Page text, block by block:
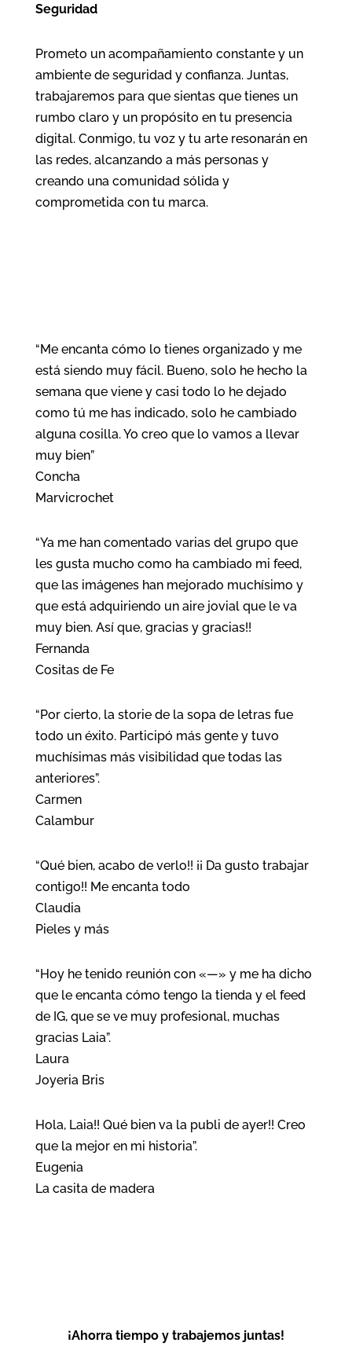
Seguridad
Prometo un acompañamiento constante y un
ambiente de seguridad y confianza. Juntas,
trabajaremos para que sientas que tienes un
rumbo claro y un propósito en tu presencia
digital. Conmigo, tu voz y tu arte resonarán en
las redes, alcanzando a más personas y
creando una comunidad sólida y
comprometida con tu marca.
“Me encanta cómo lo tienes organizado y me
está siendo muy fácil. Bueno, solo he hecho la
semana que viene y casi todo lo he dejado
como tú me has indicado, solo he cambiado
alguna cosilla. Yo creo que lo vamos a llevar
muy bien”
Concha
Marvicrochet
“Ya me han comentado varias del grupo que
les gusta mucho como ha cambiado mi feed,
que las imágenes han mejorado muchísimo y
que está adquiriendo un aire jovial que le va
muy bien. Así que, gracias y gracias!!
Fernanda
Cositas de Fe
“Por cierto, la storie de la sopa de letras fue
todo un éxito. Participó más gente y tuvo
muchísimas más visibilidad que todas las
anteriores”.
Carmen
Calambur
“Qué bien, acabo de verlo!! ¡¡ Da gusto trabajar
contigo!! Me encanta todo
Claudia
Pieles y más
“Hoy he tenido reunión con «—» y me ha dicho
que le encanta cómo tengo la tienda y el feed
de IG, que se ve muy profesional, muchas
gracias Laia”.
Laura
Joyeria Bris
Hola, Laia!! Qué bien va la publi de ayer!! Creo
que la mejor en mi historia”.
Eugenia
La casita de madera
¡Ahorra tiempo y trabajemos juntas!